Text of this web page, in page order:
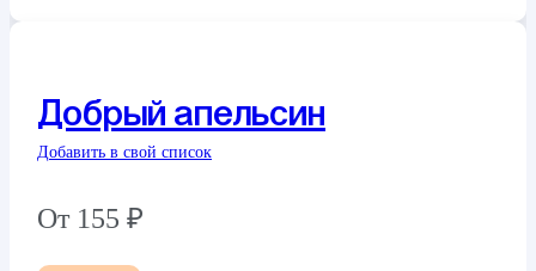
Добрый апельсин
Добавить в свой список
От 155 ₽